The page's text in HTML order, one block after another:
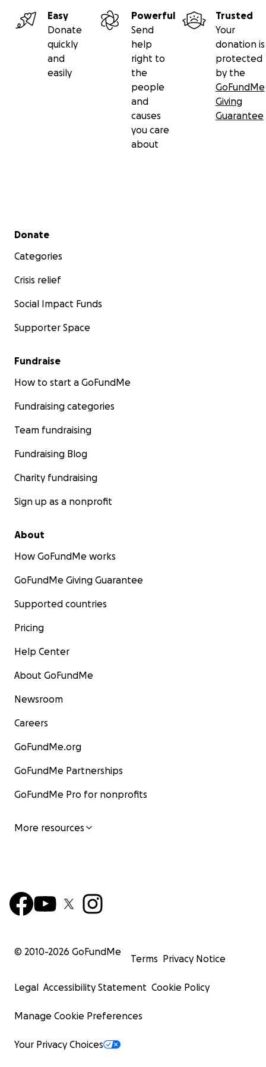
All donations for the purchase of the dog are more
than welcome. If you are not able to donate, I am
also very helped if you want to share this action.
Big thanks!
Easy
Donate
quickly
and
easily
Powerful
Send
help
right to
the
people
and
causes
you care
about
Trusted
Your
donation is
protected
by the
GoFundMe
Giving
Guarantee
Secondary menu
Donate
Categories
Crisis relief
Social Impact Funds
Supporter Space
Fundraise
How to start a GoFundMe
Fundraising categories
Team fundraising
Fundraising Blog
Charity fundraising
Sign up as a nonprofit
About
How GoFundMe works
GoFundMe Giving Guarantee
Supported countries
Pricing
Help Center
About GoFundMe
Newsroom
Careers
GoFundMe.org
GoFundMe Partnerships
GoFundMe Pro for nonprofits
More resources
© 2010-2026 GoFundMe
Terms Privacy Notice
Legal Accessibility Statement Cookie Policy
Manage Cookie Preferences
Your Privacy Choices